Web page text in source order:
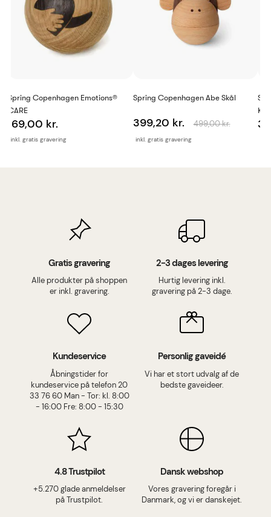
Spring Copenhagen Emotions®
CARE
inkl. gratis gravering
169,00 kr.
Spring Copenhagen Abe Skål
inkl. gratis gravering
399,20 kr. 499,00 kr.
Gratis gravering
Alle produkter på shoppen
er inkl. gravering.
2-3 dages levering
Hurtig levering inkl.
gravering på 2-3 dage.
Kundeservice
Åbningstider for
kundeservice på telefon 20
33 76 60 Man - Tor: kl. 8:00
- 16:00 Fre: 8:00 - 15:30
Personlig gaveidé
Vi har et stort udvalg af de
bedste gaveideer.
4.8 Trustpilot
+5.270 glade anmeldelser
på Trustpilot.
Dansk webshop
Vores gravering foregår i
Danmark, og vi er danskejet.